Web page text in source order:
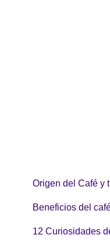
Origen del Café y
Beneficios del
12 Curiosidades